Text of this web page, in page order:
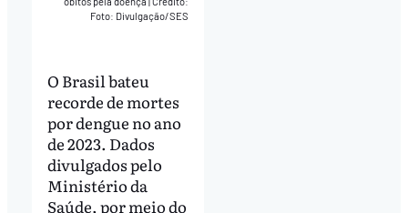
Foto: Divulgação/SES
O Brasil bateu
recorde de mortes
por dengue no ano
de 2023. Dados
divulgados pelo
Ministério da
Saúde, por meio do